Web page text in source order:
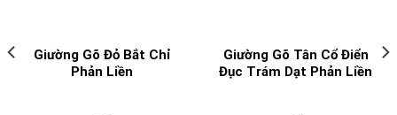
Giường Gõ Đỏ Bắt Chỉ
Phản Liền
Giường Gõ Tân Cổ Điển
Đục Trám Dạt Phản Liền